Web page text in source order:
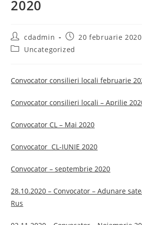
2020
Post
author:
cdadmin
Post
published:
20 februarie 2020
PostUncategorized
Convocator consilieri locali februarie
Convocator consilieri locali – Aprilie
Convocator CL – Mai 2020
Convocator CL-IUNIE 2020
Convocator – septembrie 2020
28.10.2020 – Convocator – Adunare
Rus